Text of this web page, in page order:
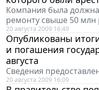
Компания была
ремонту свыше 50 млн
20 августа 2009 16:49
Опубликованы
и погашения
августа
Сведения
20 августа 2009 16:09